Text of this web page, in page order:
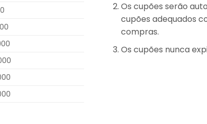
Os cupões serão
cupões adequados
compras.
Os cupões nunca